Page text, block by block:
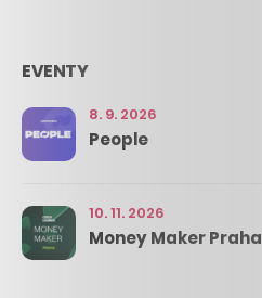
EVENTY
8. 9. 2026
People
10. 11. 2026
Money Maker Praha